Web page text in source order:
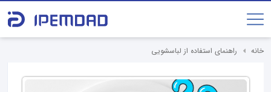
خانه راهنمای استفاده از لباسشویی